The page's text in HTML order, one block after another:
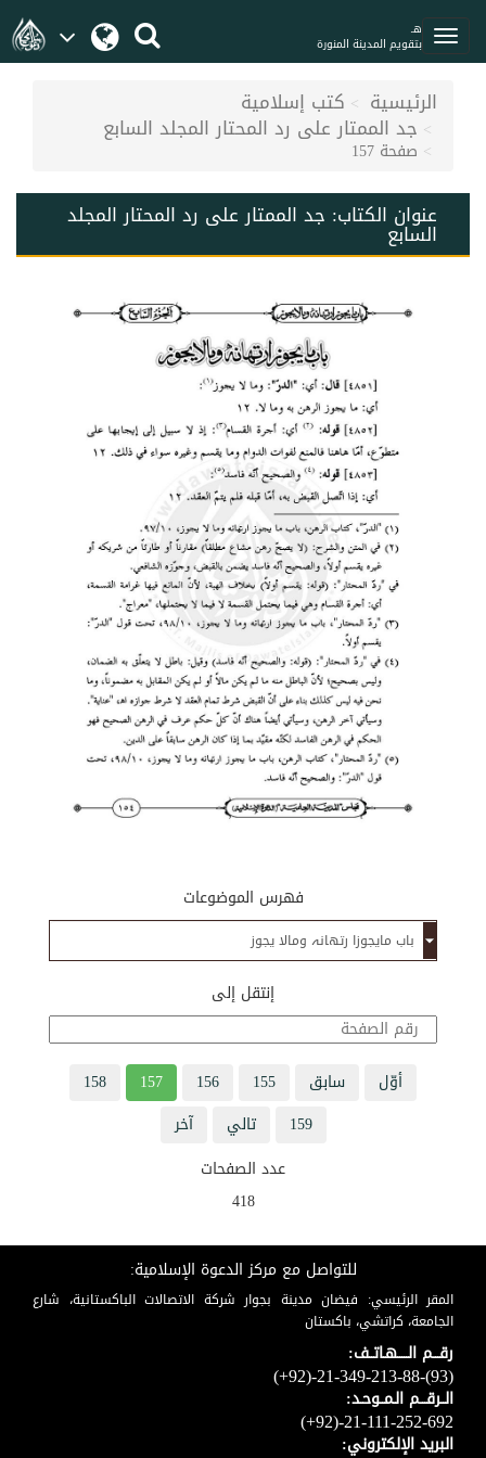
هـ
بتقويم المدينة المنورة
الرئيسية كتب إسلامية
جد الممتار على رد المحتار المجلد السابع
صفحة 157
عنوان الكتاب: جد الممتار على رد المحتار المجلد
السابع
فهرس الموضوعات
إنتقل إلى
أوّل سابق 155
156
157
158
159
تالي
آخر
عدد الصفحات
418
للتواصل مع مركز الدعوة الإسلامية:
المقر الرئيسي: فيضان مدينة بجوار شركة الاتصالات الباكستانية، شارع
الجامعة، كراتشي، باكستان
رقـــم الـــــهـاتــف:
(+92)-21-349-213-88-(93)
الــرقـــم الـمــوحـد:
(+92)-21-111-252-692
البريد الإلكتروني: